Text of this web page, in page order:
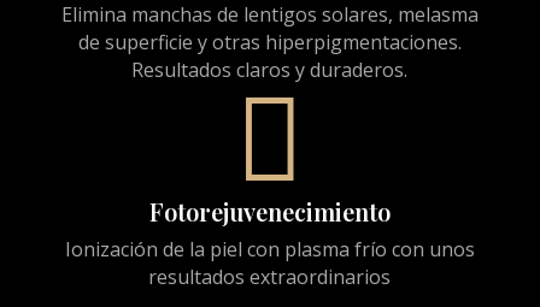
Elimina manchas de lentigos solares, melasma
de superficie y otras hiperpigmentaciones.
Resultados claros y duraderos.

Fotorejuvenecimiento
Ionización de la piel con plasma frío con unos
resultados extraordinarios